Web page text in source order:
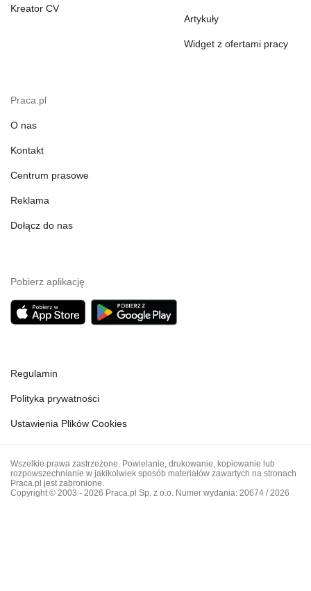
Kreator CV
Artykuły
Widget z ofertami pracy
Praca.pl
O nas
Kontakt
Centrum prasowe
Reklama
Dołącz do nas
Pobierz aplikację
Regulamin
Polityka prywatności
Ustawienia Plików Cookies
Wszelkie prawa zastrzeżone. Powielanie, drukowanie, kopiowanie lub
rozpowszechnianie w jakikolwiek sposób materiałów zawartych na stronach
Praca.pl jest zabronione.
Copyright © 2003 - 2026 Praca.pl Sp. z o.o. Numer wydania: 20674 / 2026